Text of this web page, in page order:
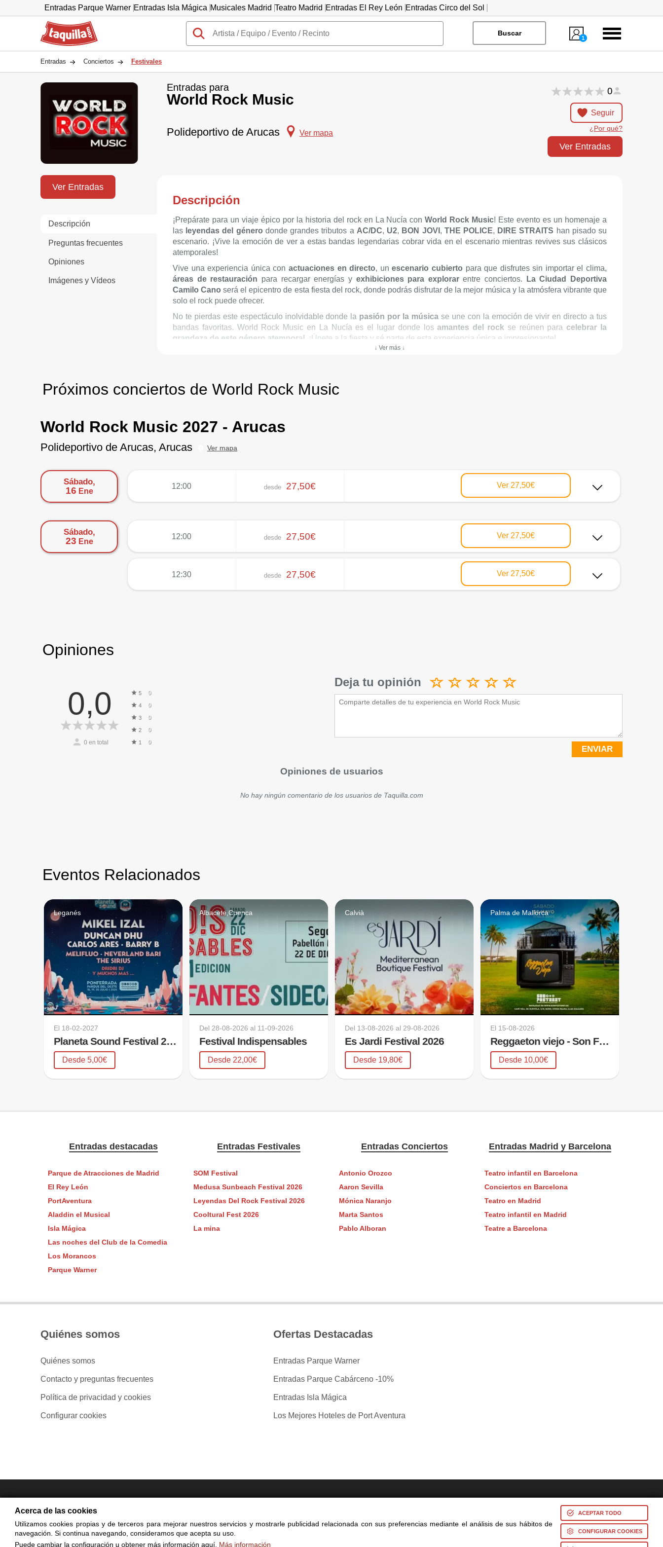
Entradas Parque Warner Entradas Isla Mágica Musicales Madrid Teatro Madrid Entradas El Rey León Entradas Circo del Sol
Taquilla.com
Buscar
1
Menú
Entradas Conciertos Festivales
Entradas para
World Rock Music
Polideportivo de Arucas Ver mapa
0
Seguir
¿Por qué?
Ver Entradas
Ver Entradas
Descripción
Preguntas frecuentes
Opiniones
Imágenes y Vídeos
Descripción
¡Prepárate para un viaje épico por la historia del rock en La Nucía conWorld Rock Music! Este evento es un homenaje a
las leyendas del género donde grandes tributos a AC/DC, U2, BON JOVI , THE POLICE, DIRE STRAITS han pisado su
escenario. ¡Vive la emoción de ver a estas bandas legendarias cobrar vida en el escenario mientras revives sus clásicos
atemporales!
Vive una experiencia única con actuaciones en directo, unescenario cubierto para que disfrutes sin importar el clima,
áreas de restauración para recargar energías y exhibiciones para explorarentre conciertos.
La Ciudad Deportiva
Camilo Cano será el epicentro de esta fiesta del rock, donde podrás disfrutar de la mejor música y la atmósfera vibrante que
solo el rock puede ofrecer.
No te pierdas este espectáculo inolvidable donde la pasión por la música se une con la emoción de vivir en directo a tus
bandas favoritas. World Rock Music en La Nucía es el lugar donde losamantes del rock se reúnen para celebrar la
grandeza de este género atemporal . ¡Únete a la fiesta y sé parte de esta experiencia única e impresionante!
↓ Ver más ↓
Próximos conciertos de World Rock Music
World Rock Music 2027 - Arucas
Polideportivo de Arucas, Arucas Ver mapa
Sábado,
16 Ene
12:00 desde 27,50€ Ver 27,50€
Sábado,
23 Ene
12:00 desde 27,50€ Ver 27,50€
12:30 desde 27,50€ Ver 27,50€
Opiniones
0,0
0 en total
5 0
4 0
3 0
2 0
1 0
Deja tu opinión
ENVIAR
Opiniones de usuarios
No hay ningún comentario de los usuarios de Taquilla.com
Eventos Relacionados
Leganés
El 18-02-2027
Planeta Sound Festival 2026
Desde 5,00€
Albacete,Cuenca
Del 28-08-2026 al 11-09-2026
Festival Indispensables
Desde 22,00€
Calvià
Del 13-08-2026 al 29-08-2026
Es Jardi Festival 2026
Desde 19,80€
Palma de Mallorca
El 15-08-2026
Reggaeton viejo - Son Fusteret
Desde 10,00€
Entradas destacadas
Parque de Atracciones de Madrid
El Rey León
PortAventura
Aladdin el Musical
Isla Mágica
Las noches del Club de la Comedia
Los Morancos
Parque Warner
Entradas Festivales
SOM Festival
Medusa Sunbeach Festival 2026
Leyendas Del Rock Festival 2026
Cooltural Fest 2026
La mina
Entradas Conciertos
Antonio Orozco
Aaron Sevilla
Mónica Naranjo
Marta Santos
Pablo Alboran
Entradas Madrid y Barcelona
Teatro infantil en Barcelona
Conciertos en Barcelona
Teatro en Madrid
Teatro infantil en Madrid
Teatre a Barcelona
Quiénes somos
Quiénes somos
Contacto y preguntas frecuentes
Política de privacidad y cookies
Configurar cookies
Ofertas Destacadas
Entradas Parque Warner
Entradas Parque Cabárceno -10%
Entradas Isla Mágica
Los Mejores Hoteles de Port Aventura
© Copyright 2014-2026 Ociocultura Network SL - All Rights Reserved
El uso de esta web significa la aceptación de nuestra
Acerca de las cookies
Utilizamos cookies propias y de terceros para mejorar nuestros servicios y mostrarle publicidad relacionada con sus preferencias mediante el análisis de sus hábitos de
navegación. Si continua navegando, consideramos que acepta su uso.
Puede cambiar la configuración u obtener más información aquí. Más información
ACEPTAR TODO
CONFIGURAR COOKIES